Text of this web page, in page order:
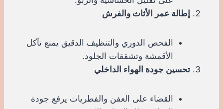
إطالة عمر الأثاث والفرش
الفحص الدوري والتنظيف الدقيق يمنع تآكل
الأقمشة وتشققات الجلود.
تحسين جودة الهواء الداخلي
القضاء على العفن والفطريات يرفع جودة